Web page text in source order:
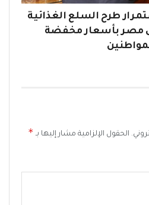
طرح السلع الغذائية
مصر بأسعار مخفضة
الحقول الإلزامية مشار إليها بـ *